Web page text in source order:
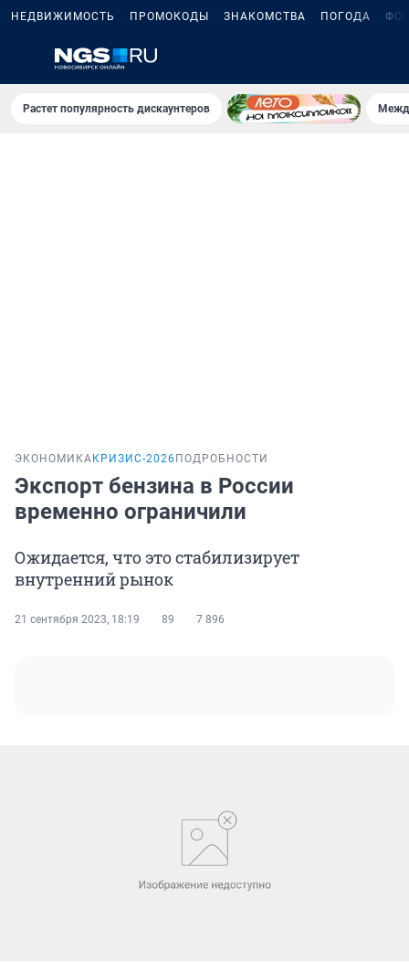
НЕДВИЖИМОСТЬ ПРОМОКОДЫ ЗНАКОМСТВА ПОГОДА
Растет популярность дискаунтеров
ЭКОНОМИКА КРИЗИС-2026 ПОДРОБНОСТИ
Экспорт бензина в России
временно ограничили
Ожидается, что это стабилизирует
внутренний рынок
21 сентября 2023, 18:19 89 7 896